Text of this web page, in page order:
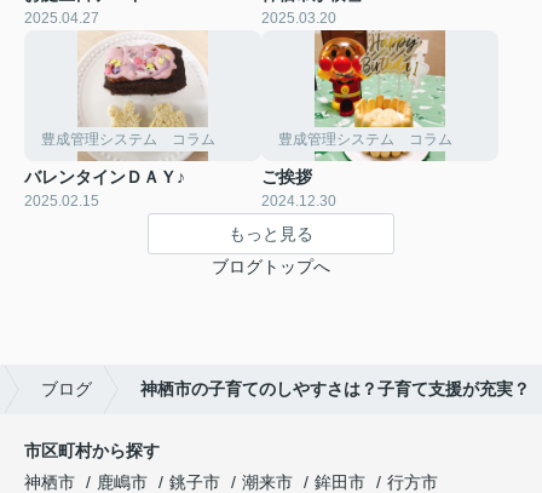
2025.04.27 2025.03.20
豊成管理システム コラム
バレンタインＤＡＹ♪
2025.02.15
豊成管理システム コラム
ご挨拶
2024.12.30
もっと見る
ブログトップへ
ブログ 神栖市の子育てのしやすさは？子育て支援が充実？
市区町村から探す
神栖市
鹿嶋市 銚子市 潮来市 鉾田市
行方市